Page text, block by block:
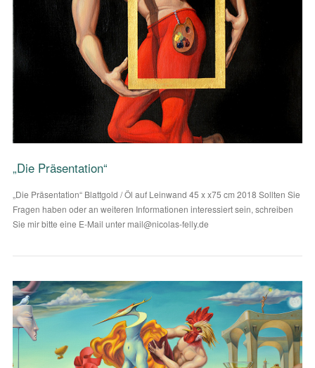
VIEW POST
„Die Präsentation“
„Die Präsentation“ Blattgold / Öl auf Leinwand 45 x x75 cm 2018 Sollten Sie
Fragen haben oder an weiteren Informationen interessiert sein, schreiben
Sie mir bitte eine E-Mail unter mail@nicolas-felly.de